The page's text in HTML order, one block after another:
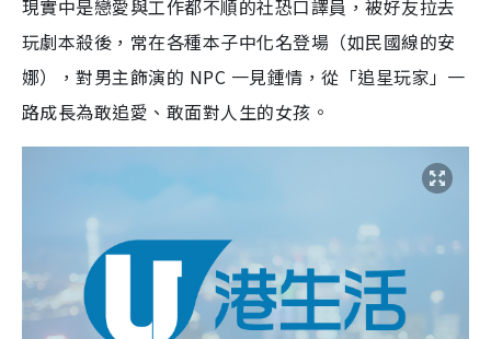
現實中是戀愛與工作都不順的社恐口譯員，被好友拉去
玩劇本殺後，常在各種本子中化名登場（如民國線的安
娜），對男主飾演的 NPC 一見鍾情，從「追星玩家」一
路成長為敢追愛、敢面對人生的女孩。